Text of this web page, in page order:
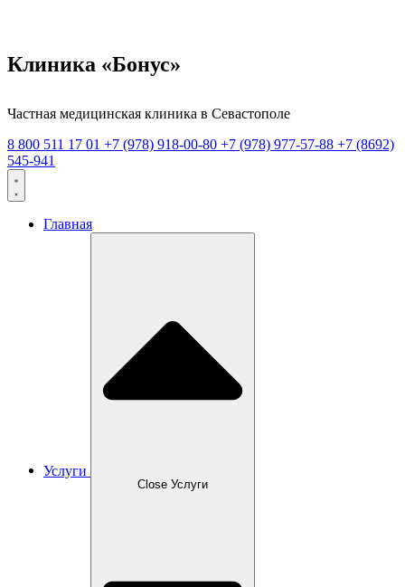
Клиника «Бонус»
Частная медицинская клиника в Севастополе
8 800 511 17 01 +7 (978) 918-00-80 +7 (978) 977-57-88 +7 (8692)
545-941
Главная
Услуги
Close Услуги